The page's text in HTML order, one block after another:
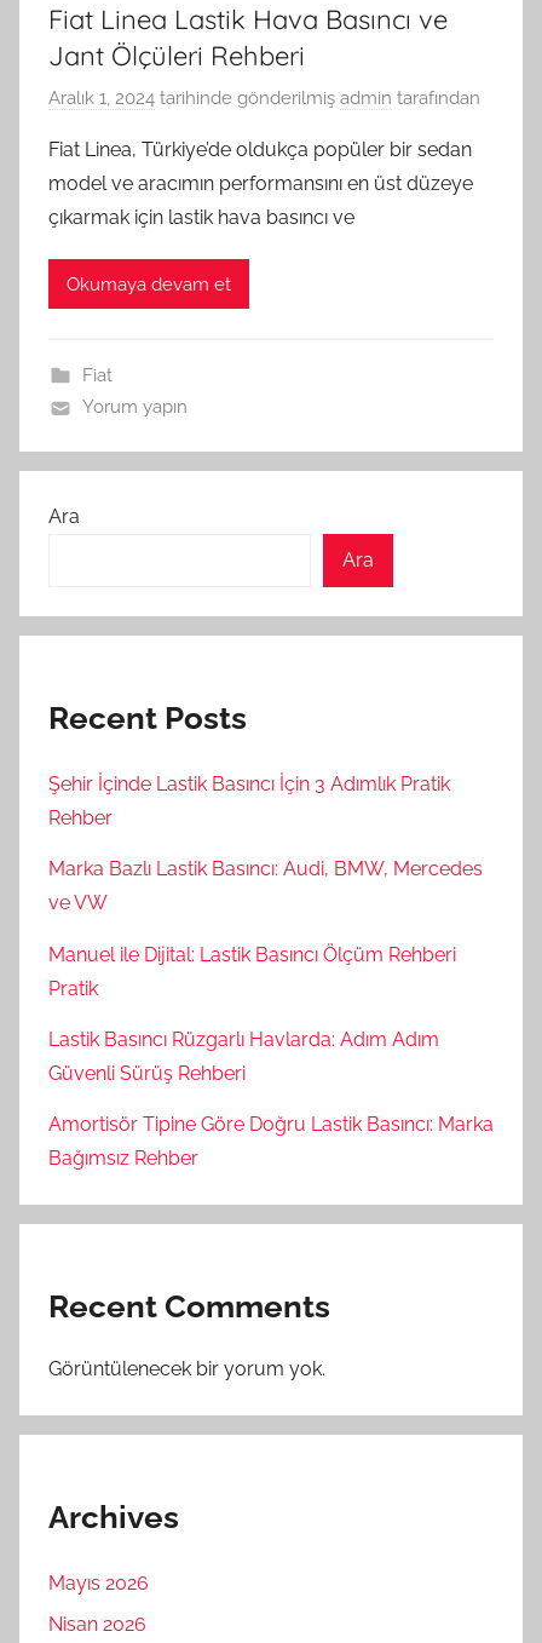
Fiat Linea Lastik Hava Basıncı ve
Jant Ölçüleri Rehberi
Aralık 1, 2024 tarihinde gönderilmiş admin tarafından
Fiat Linea, Türkiye’de oldukça popüler bir sedan
model ve aracımın performansını en üst düzeye
çıkarmak için lastik hava basıncı ve
Okumaya devam et
Fiat
Yorum yapın
Ara
Ara
Recent Posts
Şehir İçinde Lastik Basıncı İçin 3 Adımlık Pratik
Rehber
Marka Bazlı Lastik Basıncı: Audi, BMW, Mercedes
ve VW
Manuel ile Dijital: Lastik Basıncı Ölçüm Rehberi
Pratik
Lastik Basıncı Rüzgarlı Havlarda: Adım Adım
Güvenli Sürüş Rehberi
Amortisör Tipine Göre Doğru Lastik Basıncı: Marka
Bağımsız Rehber
Recent Comments
Görüntülenecek bir yorum yok.
Archives
Mayıs 2026
Nisan 2026